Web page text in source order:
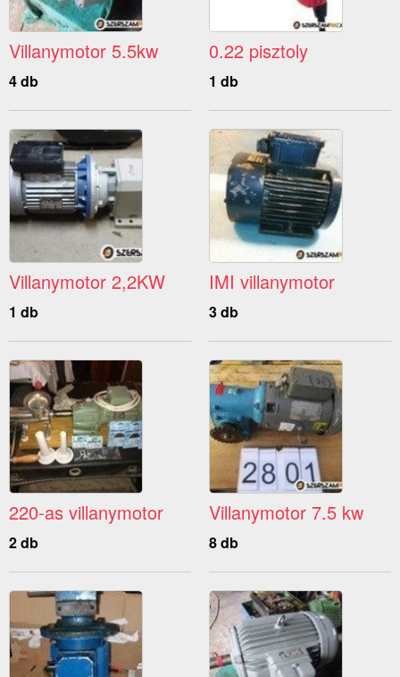
Villanymotor 5.5kw
4 db
0.22 pisztoly
1 db
Villanymotor 2,2KW
1 db
IMI villanymotor
3 db
220-as villanymotor
2 db
Villanymotor 7.5 kw
8 db